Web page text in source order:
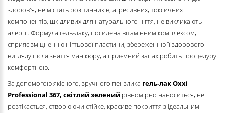
здоров'я, не містять розчинників, агресивних, токсичних
компонентів, шкідливих для натурального нігтя, не викликають
алергії. Формула гель-лаку, посилена вітамінним комплексом,
сприяє зміцненню нігтьової пластини, збереженню її здорового
вигляду після зняття манікюру, а приємний запах робить процедуру
комфортною.
За допомогою якісного, зручного пензлика гель-лак Oxxi
Professional 367, світлий зелений рівномірно наноситься, не
розтікається, створюючи стійке, красиве покриття з ідеальним